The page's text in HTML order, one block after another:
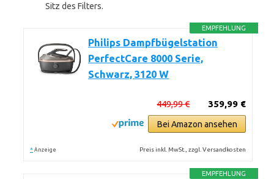
Sitz des Filters.
EMPFEHLUNG
Philips Dampfbügelstation
PerfectCare 8000 Serie,
Schwarz, 3120 W
359,99 €
449,99 €
Bei Amazon ansehen
* Anzeige Preis inkl. MwSt., zzgl. Versandkosten
EMPFEHLUNG